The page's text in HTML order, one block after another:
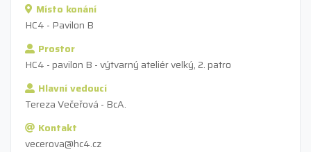
Místo konání
HC4 - Pavilon B
Prostor
HC4 - pavilon B - výtvarný ateliér velký, 2. patro
Hlavní vedoucí
Tereza Večeřová - BcA.
Kontakt
vecerova@hc4.cz